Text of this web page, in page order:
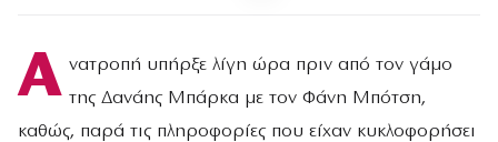
Α νατροπή υπήρξε λίγη ώρα πριν από τον γάμο
της Δανάης Μπάρκα με τον Φάνη Μπότση,
καθώς, παρά τις πληροφορίες που είχαν κυκλοφορήσει